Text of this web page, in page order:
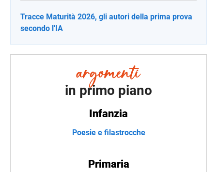
Tracce Maturità 2026, gli autori della prima prova
secondo l'IA
in primo piano
Infanzia
Poesie e filastrocche
Primaria